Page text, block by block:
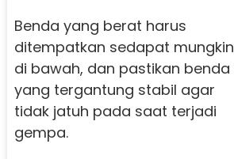
Benda yang berat harus
ditempatkan sedapat mungkin
di bawah, dan pastikan benda
yang tergantung stabil agar
tidak jatuh pada saat terjadi
gempa.